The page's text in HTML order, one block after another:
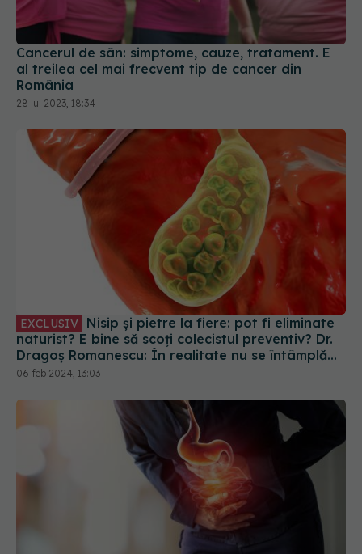
Cancerul de sân: simptome, cauze, tratament. E
al treilea cel mai frecvent tip de cancer din
România
28 iul 2023, 18:34
naturist? E bine să scoți colecistul preventiv? Dr.
Dragoș Romanescu: În realitate nu se întâmplă
asta! De la pancreatită acută, până la Oddită
06 feb 2024, 13:03